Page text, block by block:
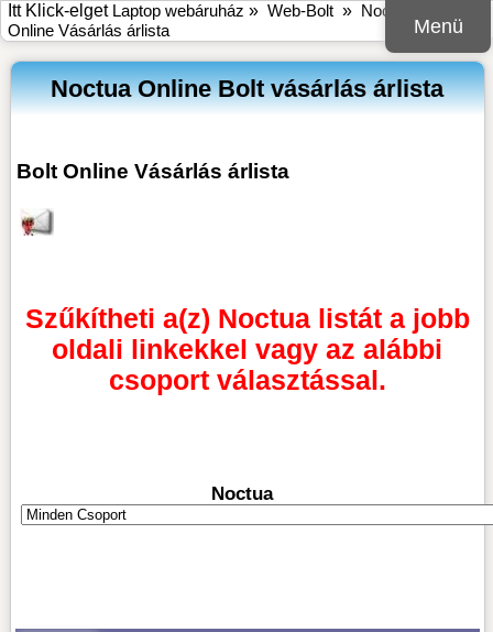
Menü
Itt Klick-elget Laptop webáruház » Web-Bolt » Noctua Bolt
Online Vásárlás árlista
Noctua Online Bolt vásárlás árlista
Bolt Online Vásárlás árlista
Szűkítheti a(z) Noctua listát a jobb
oldali linkekkel vagy az alábbi
csoport választással.
Noctua